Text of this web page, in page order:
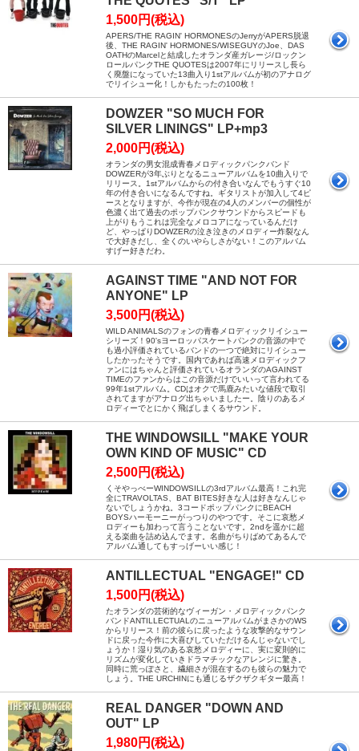
1,500円(税込)
APERS/THE RAGIN' HORMONESのJerryがAPERS脱退
後、THE RAGIN' HORMONES/WISEGUYのJoe、DAS
OATHのMarcelと結成したオランダ産ガレージ/ロックン
ロールパンクTHE QUOTESは2007年にリリースし長ら
く廃盤になっていた13曲入り1stアルバムが初のアナログ
でリイシュー化！しかもたったの100枚！
DOWZER "SO MUCH FOR
SILVER LININGS" LP+mp3
2,000円(税込)
オランダの男女混成青春メロディックパンクバンド
DOWZERが3年ぶりとなるニューアルバムを10曲入りで
リリース。1stアルバムからの付き合いなんでもうすぐ10
年の付き合いになるんですね。ギタリストが加入して4ピ
ースとなりますが、今作が現在の4人のメンバーの個性が
色濃く出て過去のポップパンクサウンドからスピードも
上がりもうこれは完全なメロコアになっているんだけ
ど、やっぱりDOWZERの泣き泣きのメロディー炸裂なん
で大好きだし、全くのいやらしさがない！このアルバム
すげー好きだわ。
AGAINST TIME "AND NOT FOR
ANYONE" LP
3,500円(税込)
WILD ANIMALSのフォンの青春メロディックリイシュー
シリーズ！90'sヨーロッパスケートパンクの音源の中で
も過小評価されているバンドの一つで絶対にリイシュー
したかったそうです。国内であれば高速メロディックフ
ァンにはちゃんと評価されているオランダのAGAINST
TIMEのファンからはこの音源だけでいいって言われてる
99年1stアルバム。CDはオクで馬鹿みたいな値段で取引
されてますがアナログ出ちゃいましたー。陰りのあるメ
ロディーでとにかく飛ばしまくるサウンド。
THE WINDOWSILL "MAKE YOUR
OWN KIND OF MUSIC" CD
2,500円(税込)
くそやっべーWINDOWSILLの3rdアルバム最高！これ完
全にTRAVOLTAS、BAT BITES好きな人は好きなんじゃ
ないでしょうかね。3コードポップパンクにBEACH
BOYSハーモーニーがっつりのやつです。そこに哀愁メ
ロディーも加わって言うことないです。2ndを遥かに超
える楽曲を詰め込んでます。名曲がちりばめてあるんで
アルバム通してもすっげーいい感じ！
ANTILLECTUAL "ENGAGE!" CD
1,500円(税込)
たオランダの芸術的なヴィーガン・メロディックパンク
バンドANTILLECTUALのニューアルバムがまさかのWS
からリリース！前の彼らに戻ったような攻撃的なサウン
ドに戻った今作に大喜びしていただけるんじゃないでし
ょうか！湿り気のある哀愁メロディーに、実に変則的に
リズムが変化していきドラマチックなアレンジに驚き。
同時に荒っぽさと、繊細さが混在するのも彼らの魅力で
しょう。THE URCHINにも通じるザクザクギター最高！
REAL DANGER "DOWN AND
OUT" LP
1,980円(税込)